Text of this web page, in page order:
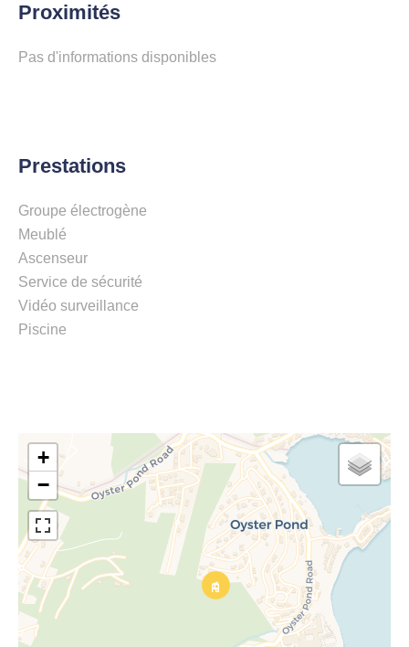
Proximités
Pas d'informations disponibles
Prestations
Groupe électrogène
Meublé
Ascenseur
Service de sécurité
Vidéo surveillance
Piscine
+
−